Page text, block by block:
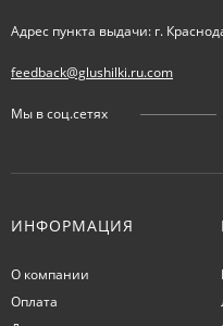
Адрес пункта выдачи: г.
feedback@glushilki.ru.com
Мы в соц.сетях
ИНФОРМАЦИЯ
О компании
Оплата